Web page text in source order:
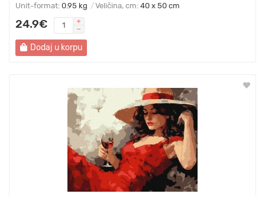
Unit-format: 0.95 kg Veličina, cm: 40 x 50 cm
24.9€
Dodaj u korpu